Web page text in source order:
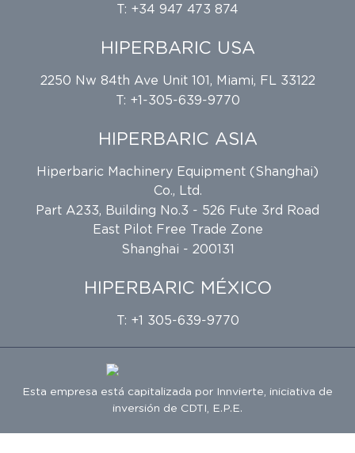
T: +34 947 473 874
HIPERBARIC USA
2250 Nw 84th Ave Unit 101, Miami, FL 33122
T: +1-305-639-9770
HIPERBARIC ASIA
Hiperbaric Machinery Equipment (Shanghai)
Co., Ltd.
Part A233, Building No.3 - 526 Fute 3rd Road
East Pilot Free Trade Zone
Shanghai - 200131
HIPERBARIC MÉXICO
T: +1 305-639-9770
Esta empresa está capitalizada por Innvierte, iniciativa de
inversión de CDTI, E.P.E.